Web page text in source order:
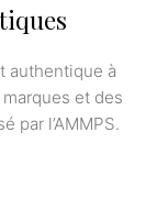
authentique à
et des
par l’AMMPS.